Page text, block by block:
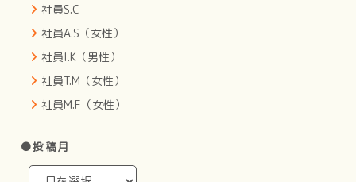
社員S.C
社員A.S（女性）
社員I.K（男性）
社員T.M（女性）
社員M.F（女性）
●投稿月